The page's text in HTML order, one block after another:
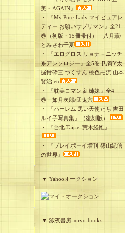
美・AGAIN』
・
『My Pure Lady マイピュアレ
ディー お願いサプリマン』全21
巻（初版・15冊帯付） 八月薫/
とみさわ千夏
・
『エログロス リョナ＋ニッチ
系アンソロジー』全5巻 氏賀Y太.
掘骨砕三.つくすん.桃色卍流.山本
賢治.etc
・
『耽美ロマン 紅姉妹』全4
巻 如月次郎/団鬼六
・
『ハーレム 黒い天使たち 吉田
ルイ子写真集』（復刻版）
・
『台北 Taipei 荒木経惟』
・
『プレイボーイ増刊 篠山紀信
の世界』
▼ Yahooオークション
▼ 澱夜書房::oryo-books::